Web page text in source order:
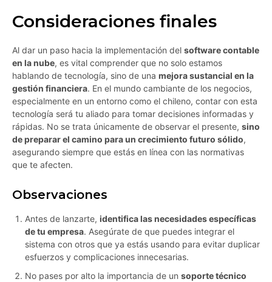
Consideraciones finales
Al dar un paso hacia la implementación del software contable
en la nube, es vital comprender que no solo estamos
hablando de tecnología, sino de una mejora sustancial en la
gestión financiera. En el mundo cambiante de los negocios,
especialmente en un entorno como el chileno, contar con esta
tecnología será tu aliado para tomar decisiones informadas y
rápidas. No se trata únicamente de observar el presente, sino
de preparar el camino para un crecimiento futuro sólido,
asegurando siempre que estás en línea con las normativas
que te afecten.
Observaciones
Antes de lanzarte, identifica las necesidades específicas
de tu empresa. Asegúrate de que puedes integrar el
sistema con otros que ya estás usando para evitar duplicar
esfuerzos y complicaciones innecesarias.
No pases por alto la importancia de un soporte técnico